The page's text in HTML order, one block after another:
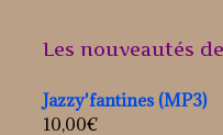
Les nouveautés
Jazzy'fantines (MP3)
10,00€